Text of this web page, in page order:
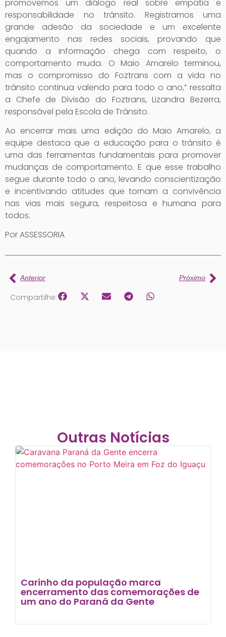
promovemos um diálogo real sobre empatia e
responsabilidade no trânsito. Registramos uma
grande adesão da sociedade e um excelente
engajamento nas redes sociais, provando que
quando a informação chega com respeito, o
comportamento muda. O Maio Amarelo terminou,
mas o compromisso do Foztrans com a vida no
trânsito continua valendo para todo o ano,” ressalta
a Chefe de Divisão do Foztrans, Lizandra Bezerra,
responsável pela Escola de Trânsito.
Ao encerrar mais uma edição do Maio Amarelo, a
equipe destaca que a educação para o trânsito é
uma das ferramentas fundamentais para promover
mudanças de comportamento. E que esse trabalho
segue durante todo o ano, levando conscientização
e incentivando atitudes que tornam a convivência
nas vias mais segura, respeitosa e humana para
todos.
Por ASSESSORIA
Anterior Próximo
Compartilhe:
Outras Notícias
Carinho da população marca
encerramento das comemorações de
um ano do Paraná da Gente